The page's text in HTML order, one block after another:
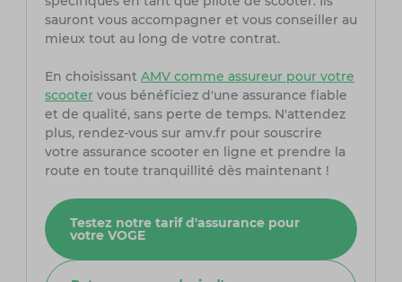
sauront vous accompagner et vous conseiller au
mieux tout au long de votre contrat.
En choisissant AMV comme assureur pour votre
scootervous bénéficiez d'une assurance fiable
et de qualité, sans perte de temps. N'attendez
plus, rendez-vous sur amv.fr pour souscrire
votre assurance scooter en ligne et prendre la
route en toute tranquillité dès maintenant !
Testez notre tarif d'assurance pour
votre VOGE